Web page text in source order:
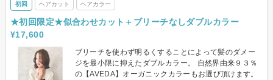
初回 ヘアカット ヘアカラー
★初回限定★似合わせカット＋ブリーチなしダブルカラー
¥17,600
ブリーチを使わず明るくすることによって髪のダメー
ジを最小限に抑えたダブルカラー。 自然界由来９３％
の【AVEDA】オーガニックカラーもお選び頂けます。